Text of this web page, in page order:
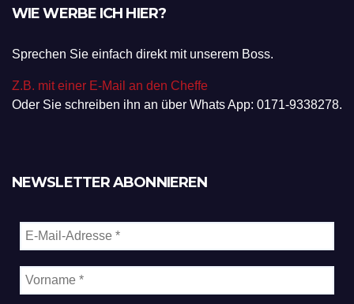
WIE WERBE ICH HIER?
Sprechen Sie einfach direkt mit unserem Boss.
Z.B. mit einer E-Mail an den Cheffe
Oder Sie schreiben ihn an über Whats App: 0171-9338278.
NEWSLETTER ABONNIEREN